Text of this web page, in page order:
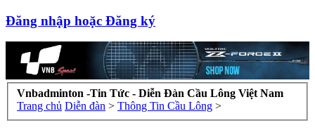
Đăng nhập hoặc Đăng ký
Vnbadminton -Tin Tức - Diễn Đàn Cầu Lông Việt Nam
Trang chủ Diễn đàn > Thông Tin Cầu Lông >